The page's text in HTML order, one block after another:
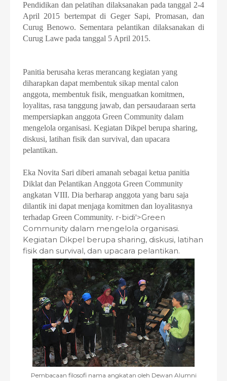
Pendidikan dan pelatihan dilaksanakan pada tanggal 2-4
April 2015 bertempat di Geger Sapi, Promasan, dan
Curug Benowo. Sementara pelantikan dilaksanakan di
Curug Lawe pada tanggal 5 April 2015.
Panitia berusaha keras merancang kegiatan yang
diharapkan dapat membentuk sikap mental calon
anggota, membentuk fisik, menguatkan komitmen,
loyalitas, rasa tanggung jawab, dan persaudaraan serta
mempersiapkan anggota Green Community dalam
mengelola organisasi. Kegiatan Dikpel berupa sharing,
diskusi, latihan fisik dan survival, dan upacara
pelantikan.
Eka Novita Sari diberi amanah sebagai ketua panitia
Diklat dan Pelantikan Anggota Green Community
angkatan VIII. Dia berharap anggota yang baru saja
dilantik ini dapat menjaga komitmen dan loyalitasnya
terhadap Green Community. r-bidi'>Green
Community dalam mengelola organisasi.
Kegiatan Dikpel berupa sharing, diskusi, latihan
fisik dan survival, dan upacara pelantikan.
Pembacaan filosofi nama angkatan oleh Dewan Alumni